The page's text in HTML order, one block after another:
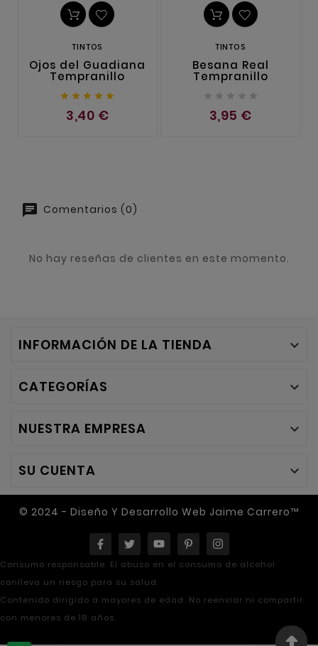
TINTOS
Ojos del Guadiana
Tempranillo
    
3,40 €
TINTOS
Besana Real
Tempranillo
    
3,95 €
Comentarios (0)
No hay reseñas de clientes en este momento.
INFORMACIÓN DE LA TIENDA 
CATEGORÍAS 
NUESTRA EMPRESA 
SU CUENTA 
© 2024 - Diseño Y Desarrollo Web Jaime Carrero™
Consumo responsable. El abuso en el consumo de alcohol
conlleva un riesgo para su salud.
Contenido dirigido a mayores de edad. No reenviar ni compartir
con menores de 18 años.